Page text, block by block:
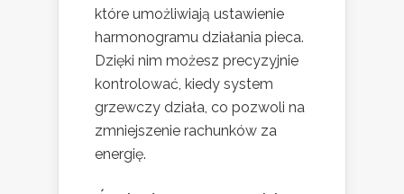
które umożliwiają ustawienie
harmonogramu działania pieca.
Dzięki nim możesz precyzyjnie
kontrolować, kiedy system
grzewczy działa, co pozwoli na
zmniejszenie rachunków za
energię.